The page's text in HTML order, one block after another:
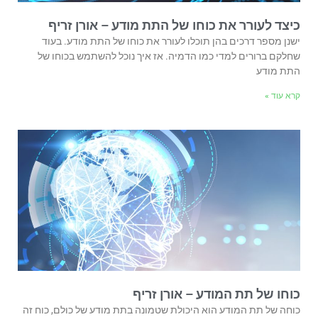
כיצד לעורר את כוחו של התת מודע – אורן זריף
ישנן מספר דרכים בהן תוכלו לעורר את כוחו של התת מודע. בעוד
שחלקם ברורים למדי כמו הדמיה. אז איך נוכל להשתמש בכוחו של
התת מודע
קרא עוד »
כוחו של תת המודע – אורן זריף
כוחה של תת המודע הוא היכולת שטמונה בתת מודע של כולם, כוח זה